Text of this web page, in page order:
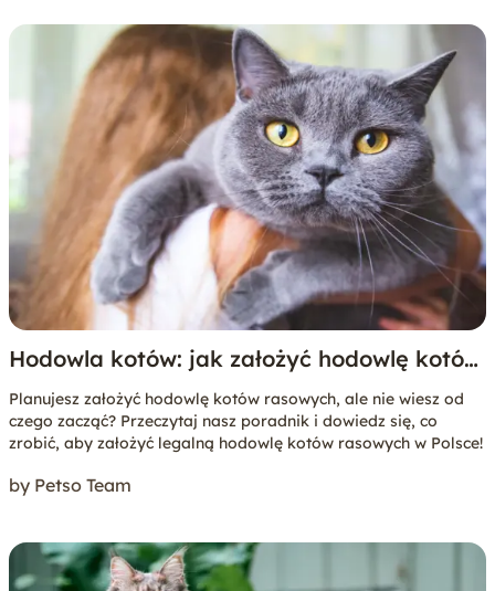
Hodowla kotów: jak założyć hodowlę kotów
rasowych?
Planujesz założyć hodowlę kotów rasowych, ale nie wiesz od
czego zacząć? Przeczytaj nasz poradnik i dowiedz się, co
zrobić, aby założyć legalną hodowlę kotów rasowych w Polsce!
by Petso Team